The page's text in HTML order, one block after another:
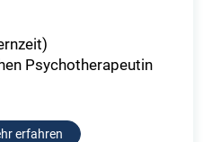
Psychotherapeutin
erfahren